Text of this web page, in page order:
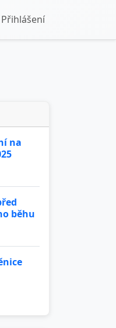
Přihlášení
na
běhu